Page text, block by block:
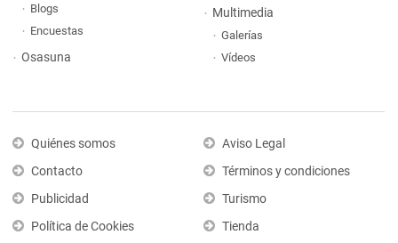
Blogs
Encuestas
Osasuna
Multimedia
Galerías
Vídeos
Quiénes somos
Contacto
Publicidad
Política de Cookies
Aviso Legal
Términos y condiciones
Turismo
Tienda